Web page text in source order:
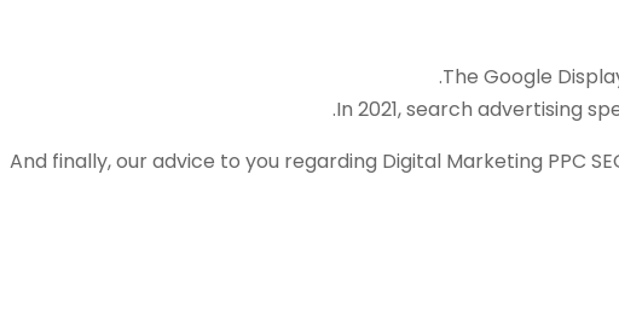
The Google
In 2021, search advertising
And finally, our advice to you regarding Digital Marketing PPC